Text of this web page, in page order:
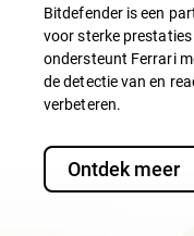
Bitdefender is een
voor sterke
ondersteunt Ferrari
de detectie van en
verbeteren.
Ontdek meer